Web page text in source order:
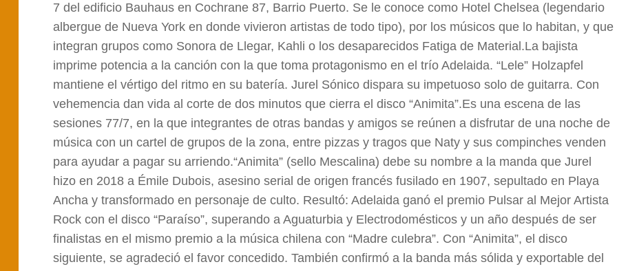
7 del edificio Bauhaus en Cochrane 87, Barrio Puerto. Se le conoce como Hotel Chelsea (legendario
albergue de Nueva York en donde vivieron artistas de todo tipo), por los músicos que lo habitan, y que
integran grupos como Sonora de Llegar, Kahli o los desaparecidos Fatiga de Material.La bajista
imprime potencia a la canción con la que toma protagonismo en el trío Adelaida. “Lele” Holzapfel
mantiene el vértigo del ritmo en su batería. Jurel Sónico dispara su impetuoso solo de guitarra. Con
vehemencia dan vida al corte de dos minutos que cierra el disco “Animita”.Es una escena de las
sesiones 77/7, en la que integrantes de otras bandas y amigos se reúnen a disfrutar de una noche de
música con un cartel de grupos de la zona, entre pizzas y tragos que Naty y sus compinches venden
para ayudar a pagar su arriendo.“Animita” (sello Mescalina) debe su nombre a la manda que Jurel
hizo en 2018 a Émile Dubois, asesino serial de origen francés fusilado en 1907, sepultado en Playa
Ancha y transformado en personaje de culto. Resultó: Adelaida ganó el premio Pulsar al Mejor Artista
Rock con el disco “Paraíso”, superando a Aguaturbia y Electrodomésticos y un año después de ser
finalistas en el mismo premio a la música chilena con “Madre culebra”. Con “Animita”, el disco
siguiente, se agradeció el favor concedido. También confirmó a la banda más sólida y exportable del